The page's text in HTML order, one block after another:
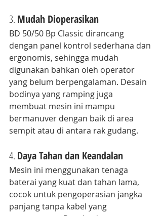
3. Mudah Dioperasikan
BD 50/50 Bp Classic dirancang
dengan panel kontrol sederhana dan
ergonomis, sehingga mudah
digunakan bahkan oleh operator
yang belum berpengalaman. Desain
bodinya yang ramping juga
membuat mesin ini mampu
bermanuver dengan baik di area
sempit atau di antara rak gudang.
4. Daya Tahan dan Keandalan
Mesin ini menggunakan tenaga
baterai yang kuat dan tahan lama,
cocok untuk pengoperasian jangka
panjang tanpa kabel yang